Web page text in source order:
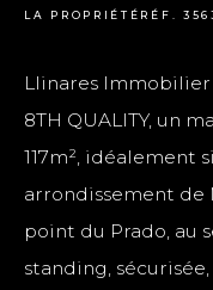
LA PROPRIÉTÉ RÉF.
Llinares Immobilier
8TH QUALITY, un
117m², idéalement
arrondissement de
point du Prado, au
standing,